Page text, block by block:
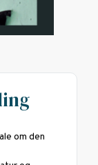
om den